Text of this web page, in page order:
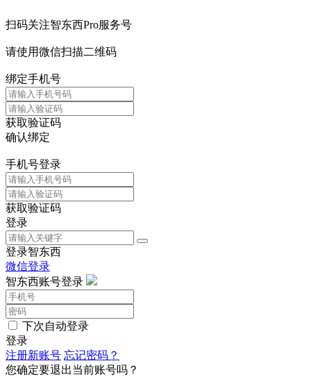
扫码关注智东西Pro服务号
请使用微信扫描二维码
绑定手机号
获取验证码
确认绑定
手机号登录
获取验证码
登录
登录智东西
微信登录
智东西账号登录
下次自动登录
登录
注册新账号 忘记密码？
您确定要退出当前账号吗？